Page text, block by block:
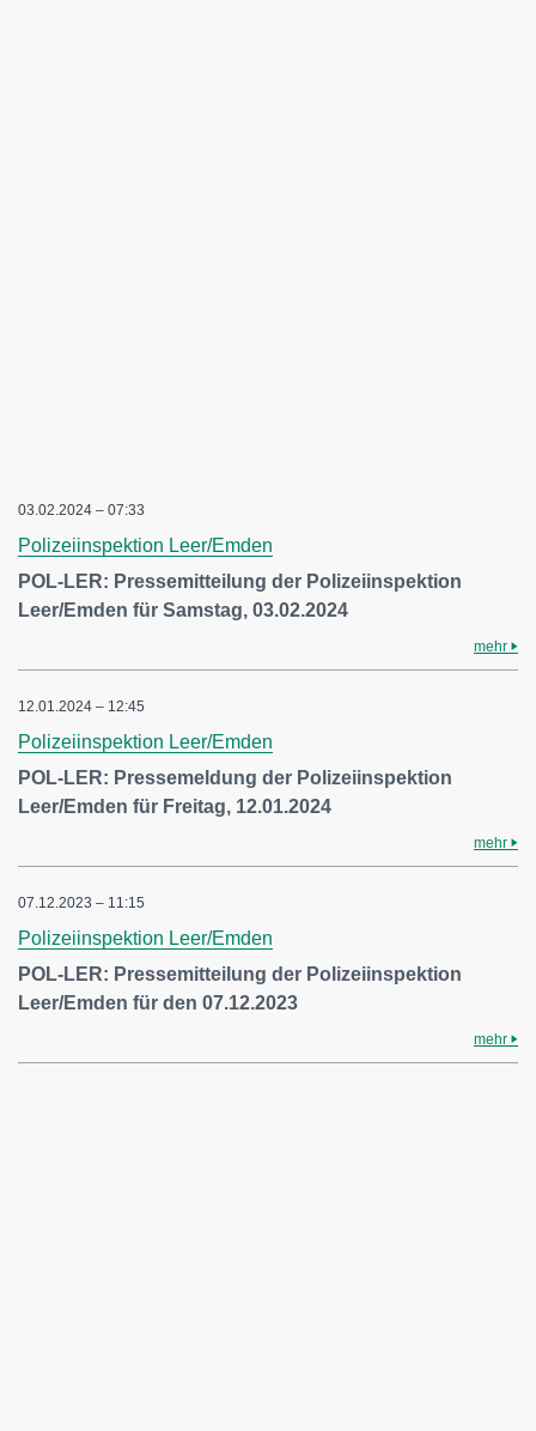
03.02.2024 – 07:33
Polizeiinspektion Leer/Emden
POL-LER: Pressemitteilung der Polizeiinspektion
Leer/Emden für Samstag, 03.02.2024
mehr
12.01.2024 – 12:45
Polizeiinspektion Leer/Emden
POL-LER: Pressemeldung der Polizeiinspektion
Leer/Emden für Freitag, 12.01.2024
mehr
07.12.2023 – 11:15
Polizeiinspektion Leer/Emden
POL-LER: Pressemitteilung der Polizeiinspektion
Leer/Emden für den 07.12.2023
mehr